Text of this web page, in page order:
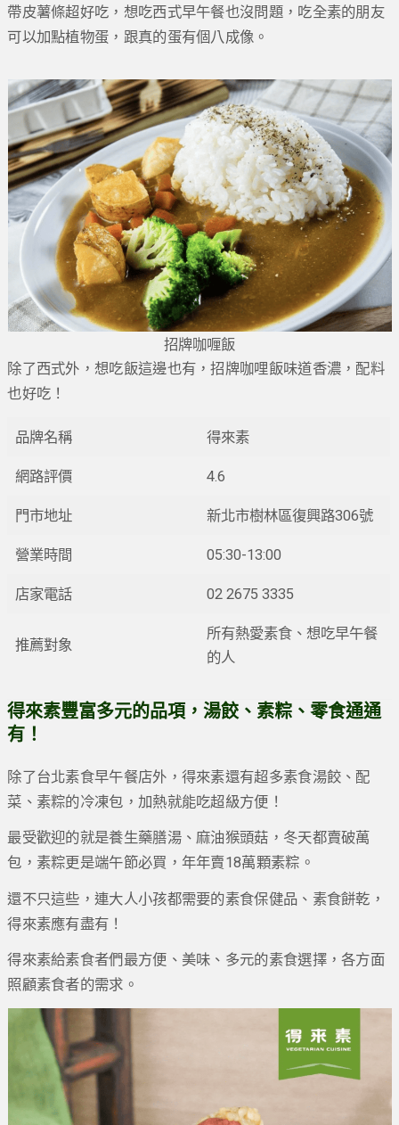
帶皮薯條超好吃，想吃西式早午餐也沒問題，吃全素的朋友
可以加點植物蛋，跟真的蛋有個八成像。
招牌咖喱飯
除了西式外，想吃飯這邊也有，招牌咖哩飯味道香濃，配料
也好吃！
品牌名稱 得來素
網路評價 4.6
門市地址 新北市樹林區復興路306號
營業時間 05:30-13:00
店家電話 02 2675 3335
推薦對象
所有熱愛素食、想吃早午餐
的人
得來素豐富多元的品項，湯餃、素粽、零食通通
有！
除了台北素食早午餐店外，得來素還有超多素食湯餃、配
菜、素粽的冷凍包，加熱就能吃超級方便！
最受歡迎的就是養生藥膳湯、麻油猴頭菇，冬天都賣破萬
包，素粽更是端午節必買，年年賣18萬顆素粽。
還不只這些，連大人小孩都需要的素食保健品、素食餅乾，
得來素應有盡有！
得來素給素食者們最方便、美味、多元的素食選擇，各方面
照顧素食者的需求。